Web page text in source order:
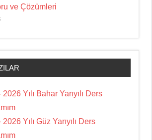
ve Çözümleri
Yılı Bahar Yarıyılı Ders
Yılı Güz Yarıyılı Ders